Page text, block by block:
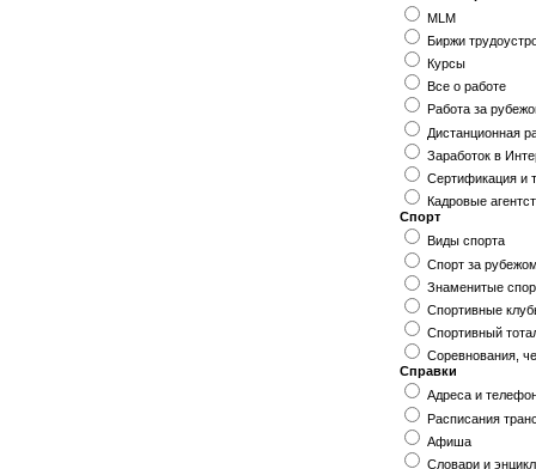
MLM
Биржи
Курсы
Все о работе
Работа за
Дистанционная
Заработок в
Сертификация и
Кадровые
Спорт
Виды спорта
Спорт за
Знаменитые
Спортивные
Спортивный
Соревнования,
Справки
Адреса и
Расписания
Афиша
Словари и